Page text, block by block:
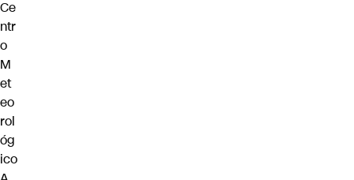
Ce
ntr
o
M
et
eo
rol
óg
ico